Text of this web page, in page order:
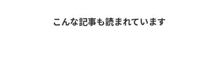
こんな記事も読まれています